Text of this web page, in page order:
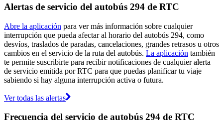
Alertas de servicio del autobús 294 de RTC
Abre la aplicación para ver más información sobre cualquier
interrupción que pueda afectar al horario del autobús 294, como
desvíos, traslados de paradas, cancelaciones, grandes retrasos u otros
cambios en el servicio de la ruta del autobús. La aplicación también
te permite suscribirte para recibir notificaciones de cualquier alerta
de servicio emitida por RTC para que puedas planificar tu viaje
sabiendo si hay alguna interrupción activa o futura.
Ver todas las alertas
Frecuencia del servicio de autobús 294 de RTC